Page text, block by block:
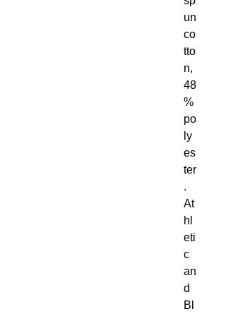
un
co
tto
n,
48
%
po
ly
es
ter
.
At
hl
eti
c
an
d
Bl